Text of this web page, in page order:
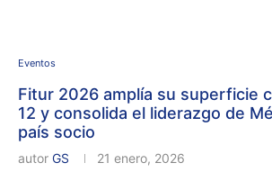
Eventos
Fitur 2026 amplía su superficie
12 y consolida el liderazgo de
país socio
autor GS 21 enero, 2026